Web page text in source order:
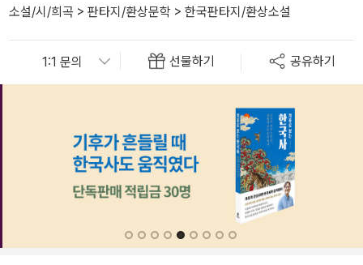
소설/시/희곡 > 판타지/환상문학 > 한국판타지/환상소설
선물하기 공유하기